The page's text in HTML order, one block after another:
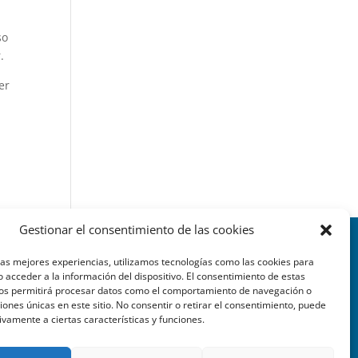
Gestionar el consentimiento de las cookies
mejores experiencias, utilizamos tecnologías como las cookies para
acceder a la información del dispositivo. El consentimiento de estas
permitirá procesar datos como el comportamiento de navegación o
únicas en este sitio. No consentir o retirar el consentimiento, puede
a ciertas características y funciones.
Dirección:
Poeta Querol, 11 – 1ª 46002 –
Valencia (Spain)